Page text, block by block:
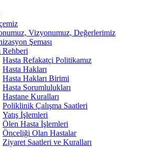
Vizyonumuz, Değerlerimiz
Şeması
Rehberi
Hasta Refakatçi Politikamız
Hasta Hakları
Hasta Hakları Birimi
Hasta Sorumlulukları
Hastane Kuralları
Poliklinik Çalışma Saatleri
Yatış İşlemleri
Ölen Hasta İşlemleri
Önceliği Olan Hastalar
Ziyaret Saatleri ve Kuralları